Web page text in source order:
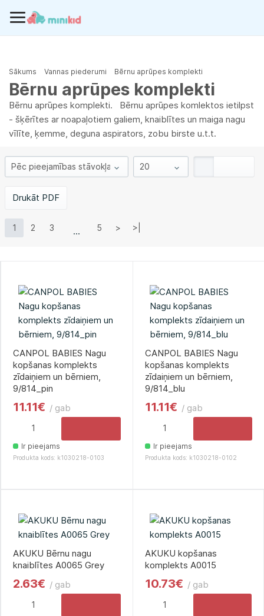
Sākums Vannas piederumi Bērnu aprūpes komplekti
Bērnu aprūpes komplekti
Bērnu aprūpes komplekti. Bērnu aprūpes komlektos ietilpst
- šķērītes ar noapaļotiem galiem, knaiblītes un maiga nagu
vīlīte, ķemme, deguna aspirators, zobu birste u.t.t.
Drukāt PDF
1 2 3 5 > >|
CANPOL BABIES Nagu
kopšanas komplekts
zīdaiņiem un bērniem,
9/814_pin
11.11€ / gab
Ir pieejams
Produkta kods: k1030218-0103
CANPOL BABIES Nagu
kopšanas komplekts
zīdaiņiem un bērniem,
9/814_blu
11.11€ / gab
Ir pieejams
Produkta kods: k1030218-0102
AKUKU Bērnu nagu
knaiblītes A0065 Grey
2.63€ / gab
AKUKU kopšanas
komplekts A0015
10.73€ / gab